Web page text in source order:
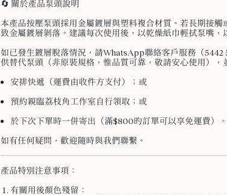
🔄 關於產品泵頭說明
本產品按壓泵頭採用金屬鍍層與塑料複合材質。若長期接觸
致金屬鍍層剝落。建議每次使用後，以乾燥紙巾輕拭泵嘴，
如已發生鍍層脫落情況，請WhatsApp聯絡客戶服務（5442
供替代泵頭（非原裝規格，惟品質可靠，敬請安心使用），
安排快遞（運費由收件方支付）；或
預約親臨荔枝角工作室自行領取；或
於下次下單時一併寄出（滿$800旳訂單可以享免運費）。
如有任何疑問，歡迎隨時與我們聯繫。
產品特別注意事項：
有關用後顏色殘留：